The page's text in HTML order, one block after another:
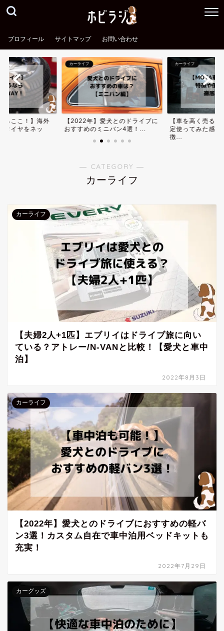
プロフィール サイトマップ お問い合わせ
らここ！】海外
タイヤをネッ
カーライフ
【2022年】愛犬とのドライブに
おすすめのミニバン4選！...
カーライフ
【車を高く売る
定使ってみた感想
徴...
― CATEGORY ―
カーライフ
カーライフ
【夫婦2人+1匹】エブリイはドライブ旅に向い
ている？アトレー/N-VANと比較！【愛犬と車中
泊】
2022年8月3日
カーライフ
【2022年】愛犬とのドライブにおすすめの軽バ
ン3選！カスタム自在で車中泊用ベッドキットも
充実！
2022年7月29日
カーグッズ